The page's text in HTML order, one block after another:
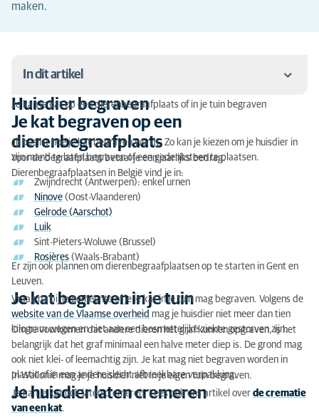
maken.
In dit artikel
Huisdier begraven
Je kat begraven op een dierenbegraafplaats
Je kat begraven in je tuin
Je huisdier laten cremeren
Kosten van een dierenbegraafplaats
Huisdier begraven
Je kan je kat op een dierenbegraafplaats of in je tuin begraven
Je kat begraven op een
dierenbegraafplaats
Jij beslist hoe je kat begraven wordt. Zo kan je kiezen om je huisdier in
zijn mand te laten begraven of een gedenksteen te plaatsen.
Voor de begraafplaats betaal je een jaarlijks bedrag.
Dierenbegraafplaatsen in België vind je in:
Zwijndrecht (Antwerpen): enkel urnen
Ninove (Oost-Vlaanderen)
Gelrode (Aarschot)
Luik
Sint-Pieters-Woluwe (Brussel)
Rosières (Waals-Brabant)
Er zijn ook plannen om dierenbegraafplaatsen op te starten in Gent en
Leuven.
Je kat begraven in je tuin
Vraag na bij je gemeente of je je kat in je tuin mag begraven. Volgens de
website van de Vlaamse overheid mag je huisdier niet meer dan tien
kilogram wegen en niet aan een besmettelijke ziekte gestorven zijn.
Om te voorkomen dat andere dieren het graf kunnen opgraven, is het
belangrijk dat het graf minimaal een halve meter diep is. De grond mag
ook niet klei- of leemachtig zijn. Je kat mag niet begraven worden in
plastic of in een andere slecht afbreekbare verpakking.
In Wallonië mag je je huisdier niet in je eigen tuin begraven.
Je huisdier laten cremeren
Je kan je kat ook laten cremeren. Lees ook ons artikel over de crematie
van een kat.